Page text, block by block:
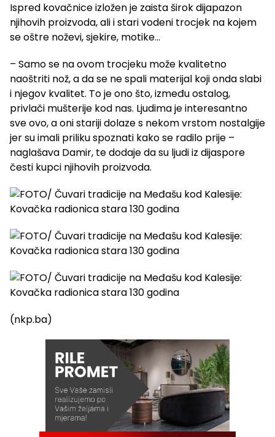
Ispred kovačnice izložen je zaista širok dijapazon
njihovih proizvoda, ali i stari vodeni trocjek na kojem
se oštre noževi, sjekire, motike…
– Samo se na ovom trocjeku može kvalitetno
naoštriti nož, a da se ne spali materijal koji onda slabi
i njegov kvalitet. To je ono što, između ostalog,
privlači mušterije kod nas. Ljudima je interesantno
sve ovo, a oni stariji dolaze s nekom vrstom nostalgije
jer su imali priliku spoznati kako se radilo prije –
naglašava Damir, te dodaje da su ljudi iz dijaspore
česti kupci njihovih proizvoda.
(nkp.ba)